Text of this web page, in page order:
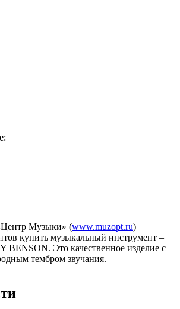
Музыки» (www.muzopt.ru)
купить музыкальный инструмент –
BENSON. Это качественное изделие с
тембром звучания.